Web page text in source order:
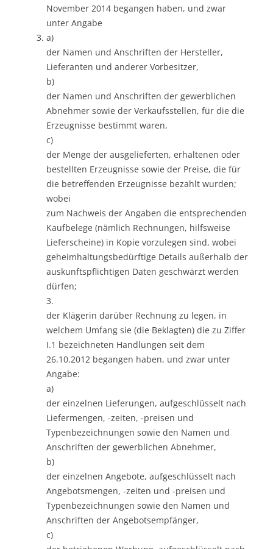
November 2014 begangen haben, und zwar
unter Angabe
a)
der Namen und Anschriften der Hersteller,
Lieferanten und anderer Vorbesitzer,
b)
der Namen und Anschriften der gewerblichen
Abnehmer sowie der Verkaufsstellen, für die die
Erzeugnisse bestimmt waren,
c)
der Menge der ausgelieferten, erhaltenen oder
bestellten Erzeugnisse sowie der Preise, die für
die betreffenden Erzeugnisse bezahlt wurden;
wobei
zum Nachweis der Angaben die entsprechenden
Kaufbelege (nämlich Rechnungen, hilfsweise
Lieferscheine) in Kopie vorzulegen sind, wobei
geheimhaltungsbedürftige Details außerhalb der
auskunftspflichtigen Daten geschwärzt werden
dürfen;
3.
der Klägerin darüber Rechnung zu legen, in
welchem Umfang sie (die Beklagten) die zu Ziffer
I.1 bezeichneten Handlungen seit dem
26.10.2012 begangen haben, und zwar unter
Angabe:
a)
der einzelnen Lieferungen, aufgeschlüsselt nach
Liefermengen, -zeiten, -preisen und
Typenbezeichnungen sowie den Namen und
Anschriften der gewerblichen Abnehmer,
b)
der einzelnen Angebote, aufgeschlüsselt nach
Angebotsmengen, -zeiten und -preisen und
Typenbezeichnungen sowie den Namen und
Anschriften der Angebotsempfänger,
c)